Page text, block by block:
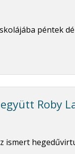
péntek
Roby